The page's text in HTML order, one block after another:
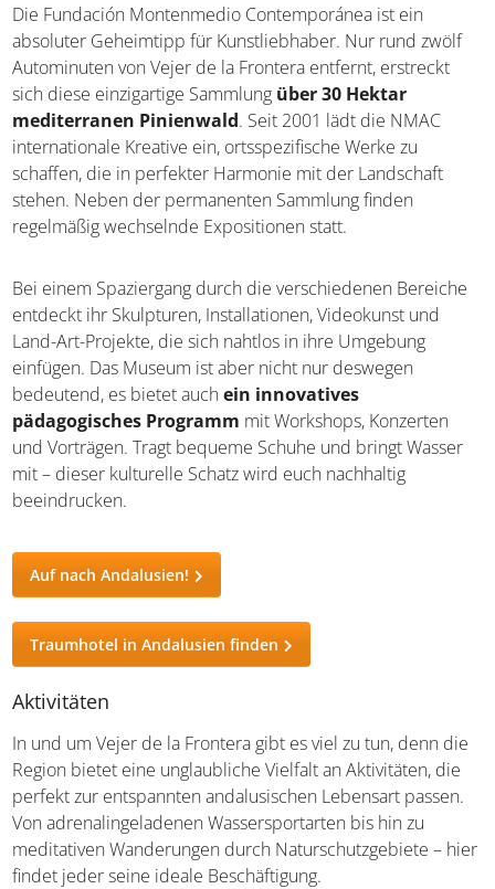
Die Fundación Montenmedio Contemporánea ist ein
absoluter Geheimtipp für Kunstliebhaber. Nur rund zwölf
Autominuten von Vejer de la Frontera entfernt, erstreckt
sich diese einzigartige Sammlung über 30 Hektar
mediterranen Pinienwald. Seit 2001 lädt die NMAC
internationale Kreative ein, ortsspezifische Werke zu
schaffen, die in perfekter Harmonie mit der Landschaft
stehen. Neben der permanenten Sammlung finden
regelmäßig wechselnde Expositionen statt.
Bei einem Spaziergang durch die verschiedenen Bereiche
entdeckt ihr Skulpturen, Installationen, Videokunst und
Land-Art-Projekte, die sich nahtlos in ihre Umgebung
einfügen. Das Museum ist aber nicht nur deswegen
bedeutend, es bietet auchein innovatives
pädagogisches Programm mit Workshops, Konzerten
und Vorträgen. Tragt bequeme Schuhe und bringt Wasser
mit – dieser kulturelle Schatz wird euch nachhaltig
beeindrucken.
Auf nach Andalusien!
Traumhotel in Andalusien finden
Aktivitäten
In und um Vejer de la Frontera gibt es viel zu tun, denn die
Region bietet eine unglaubliche Vielfalt an Aktivitäten, die
perfekt zur entspannten andalusischen Lebensart passen.
Von adrenalingeladenen Wassersportarten bis hin zu
meditativen Wanderungen durch Naturschutzgebiete – hier
findet jeder seine ideale Beschäftigung.